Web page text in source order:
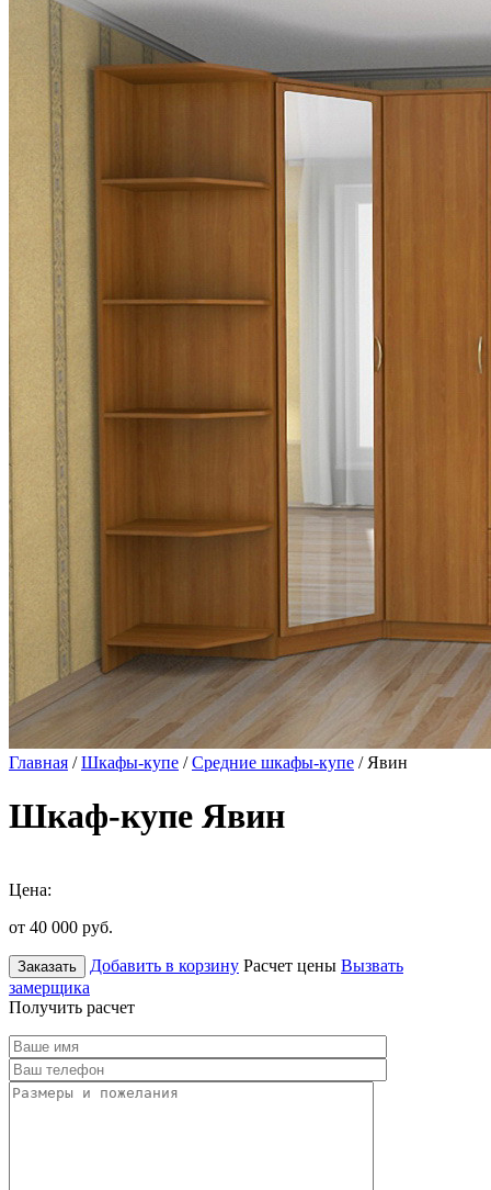
Главная /Шкафы-купе /Средние шкафы-купе / Явин
Шкаф-купе Явин
Цена:
от 40 000 руб.
Заказать Добавить в корзину Расчет цены Вызвать
замерщика
Получить расчет